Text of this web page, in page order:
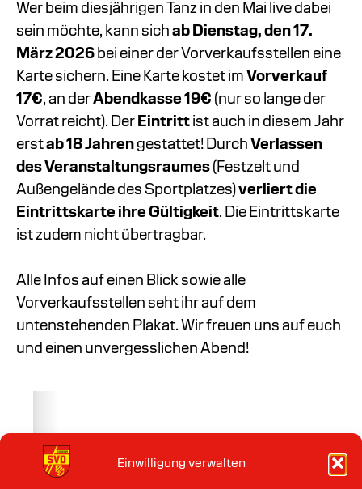
Einwilligung verwalten
Wer beim diesjährigen Tanz in den Mai live dabei
sein möchte, kann sich ab Dienstag, den 17.
März2026 bei einer der Vorverkaufsstellen eine
Karte sichern. Eine Karte kostet im Vorverkauf
17€, an derAbendkasse 19€ (nur so lange der
Vorrat reicht). Der Eintritt ist auch in diesem Jahr
erstab 18 Jahrengestattet! Durch Verlassen
des Veranstaltungsraumes (Festzelt und
Außengelände des Sportplatzes)verliert die
Eintrittskarte ihre Gültigkeit. Die Eintrittskarte
ist zudem nicht übertragbar.
Alle Infos auf einen Blick sowie alle
Vorverkaufsstellen seht ihr auf dem
untenstehenden Plakat. Wir freuen uns auf euch
und einen unvergesslichen Abend!